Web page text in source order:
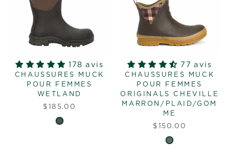
178 avis
CHAUSSURES MUCK
POUR FEMMES
WETLAND
$185.00
77 avis
CHAUSSURES MUCK
POUR FEMMES
ORIGINALS CHEVILLE
MARRON/PLAID/GOM
ME
$150.00